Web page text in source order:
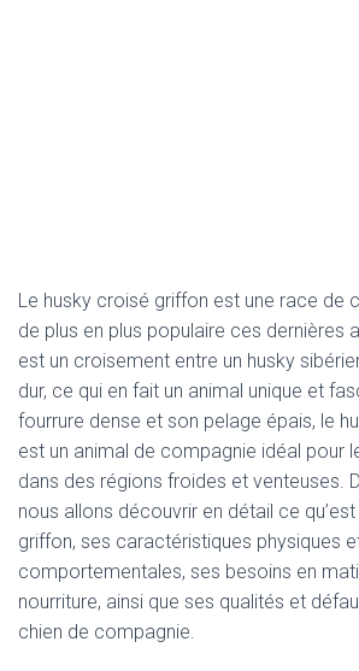
Le husky croisé griffon est une race de
de plus en plus populaire ces dernières
est un croisement entre un husky
dur, ce qui en fait un animal unique et
fourrure dense et son pelage épais, le
est un animal de compagnie idéal pour
dans des régions froides et venteuses.
nous allons découvrir en détail ce
griffon, ses caractéristiques physiques
comportementales, ses besoins en
nourriture, ainsi que ses qualités et
chien de compagnie.